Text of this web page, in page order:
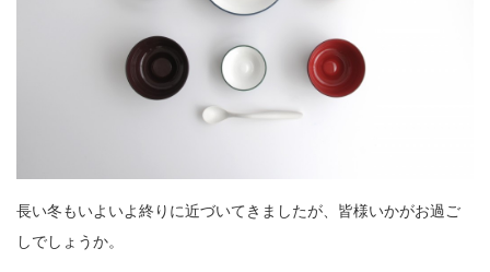
長い冬もいよいよ終りに近づいてきましたが、皆様いかがお過ご
しでしょうか。